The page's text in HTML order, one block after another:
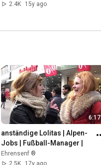
2.4K
15y ago
6:17
anständige Lolitas | Alpen-
Jobs | Fußball-Manager |
Ehrensenf ®